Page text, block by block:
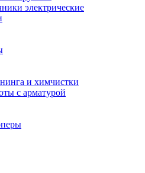
электрические
и химчистки
с арматурой